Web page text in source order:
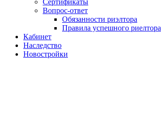
Вопрос-ответ
Обязанности риэлтора
Правила успешного риелтора
Кабинет
Наследство
Новостройки